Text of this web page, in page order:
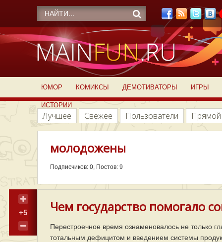
ЮМОР КОМИКСЫ ДЕМОТИВАТОРЫ ИГРЫ
ИСТОРИИ
Лучшее Свежее Пользователи
молодожены
Подписчиков: 0, Постов: 9
+5 Чем государство помогало
Перестроечное время ознаменовалось не только
тотальным дефицитом и введением системы